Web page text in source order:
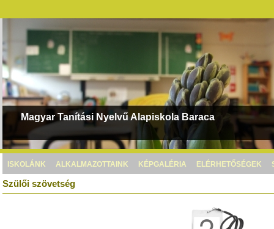
Magyar Tanítási Nyelvű Alapiskola Baraca
ISKOLÁNK ALKALMAZOTTAINK KÉPGALÉRIA ELÉRHETŐSÉGEK
Szülői szövetség